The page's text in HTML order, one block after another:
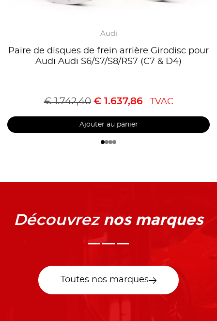
Audi
Paire de disques de frein arrière Girodisc pour
Audi Audi S6/S7/S8/RS7 (C7 & D4)
€1.742,40 €1.637,86 TVAC
Ajouter au panier
Découvrez nos marques
Toutes nos marques